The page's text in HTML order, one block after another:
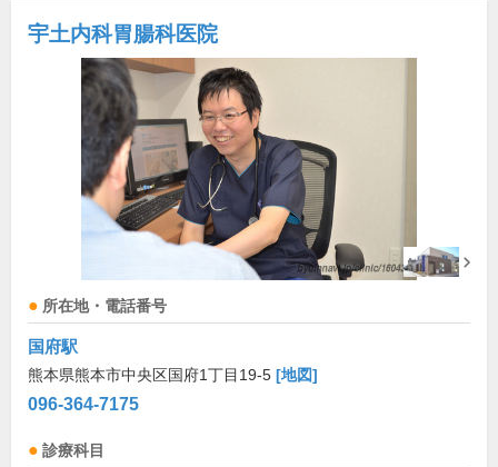
宇土内科胃腸科医院
所在地・電話番号
国府駅
熊本県熊本市中央区国府1丁目19-5 [地図]
096-364-7175
診療科目